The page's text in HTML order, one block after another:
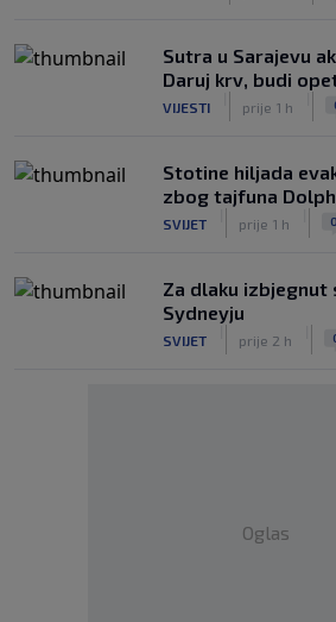
Sutra u Sarajevu
Daruj krv, budi
VIJESTI prije 1 h
Stotine hiljada
zbog tajfuna
SVIJET prije 1 h 0
Za dlaku izbjegnut
Sydneyju
SVIJET prije 2 h
Oglas